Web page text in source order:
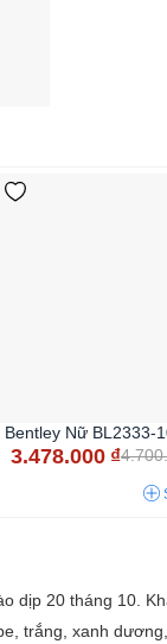
Bentley Nữ BL2333-
3.478.000 ₫
dịp 20 tháng 10.
trắng, xanh